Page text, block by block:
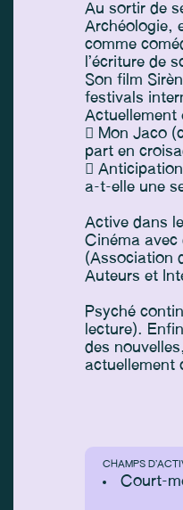
Au sortir de
Archéologie,
comme
l’écriture de
Son film
festivals
Actuellement
 Mon Jaco
part en

a-t-elle une
Active dans
Cinéma avec
(Association
Auteurs et
Psyché
lecture).
des
actuellement
CHAMPS
Court-